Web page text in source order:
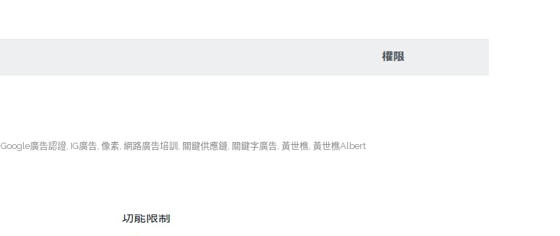
Google廣告認證, IG廣告, 像素, 網路廣告培訓 , 關鍵供應鏈, 關鍵字廣告, 黃世樵, 黃世樵Albert